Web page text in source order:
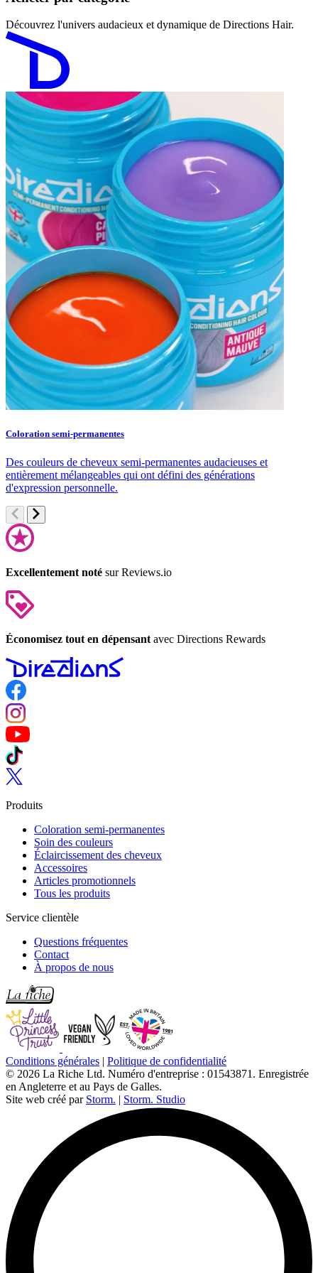
Découvrez l'univers audacieux et dynamique de Directions Hair.
Coloration semi-permanentes
Des couleurs de cheveux semi-permanentes audacieuses et
entièrement mélangeables qui ont défini des générations
d'expression personnelle.
Excellentement noté sur Reviews.io
Économisez tout en dépensant avec Directions Rewards
Follow us on Facebook
Follow us on Instagram
Follow us on YouTube
Follow us on TikTok
Follow us on Twitter
Produits
Coloration semi-permanentes
Soin des couleurs
Éclaircissement des cheveux
Accessoires
Articles promotionnels
Tous les produits
Service clientèle
Questions fréquentes
Contact
À propos de nous
Conditions générales | Politique de confidentialité
© 2026 La Riche Ltd. Numéro d'entreprise : 01543871. Enregistrée
en Angleterre et au Pays de Galles.
Site web créé par Storm. | Storm. Studio